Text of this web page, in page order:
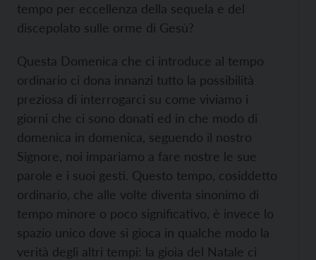
tempo per eccellenza della sequela e del
discepolato sulle orme di Gesù?
Questa Domenica che ci introduce al tempo
ordinario ci dona innanzi tutto la possibilità
preziosa di interrogarci su come viviamo i
giorni che ci sono donati ed in che modo di
domenica in domenica, seguendo il nostro
Signore, noi impariamo a fare nostre le sue
parole e i suoi gesti. Questo tempo, cosiddetto
ordinario, che alle volte diventa sinonimo di
tempo minore o poco significativo, è invece lo
spazio unico dove si gioca in qualche modo la
verità degli altri tempi: la gioia del Natale ci